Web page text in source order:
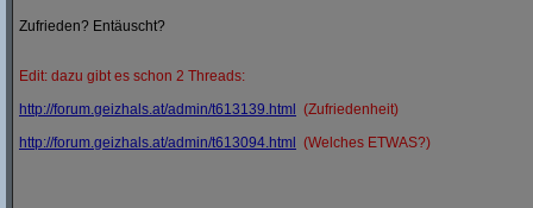
Zufrieden? Entäuscht?
Edit: dazu gibt es schon 2 Threads:
http://forum.geizhals.at/admin/t613139.html
(Zufriedenheit)
http://forum.geizhals.at/admin/t613094.html (Welches ETWAS?)